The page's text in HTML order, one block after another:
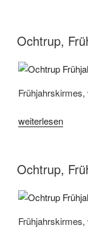
Ochtrup,
„Ochtrup,
weiterlesen
Ochtrup,
Frühjahrskirmes,